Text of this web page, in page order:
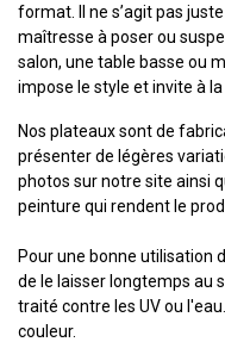
format. Il ne s’agit pas
maîtresse à poser ou
salon, une table basse ou
impose le style et invite à la
Nos plateaux sont de
présenter de légères
photos sur notre site ainsi
peinture qui rendent le
Pour une bonne utilisation
de le laisser longtemps au
traité contre les UV ou
couleur.